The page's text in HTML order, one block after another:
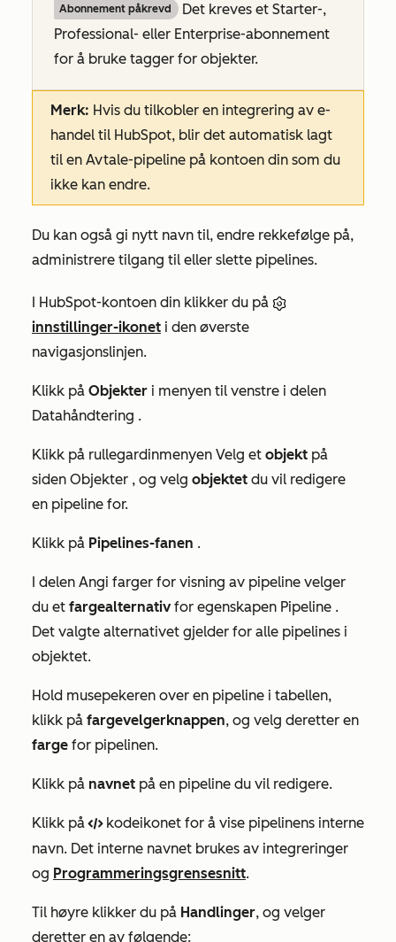
Abonnement påkrevd Det kreves et Starter-,
Professional- eller Enterprise-abonnement
for å bruke tagger for objekter.
Merk: Hvis du tilkobler en integrering av e-
handel til HubSpot, blir det automatisk lagt
til en Avtale-pipeline på kontoen din som du
ikke kan endre.
Du kan også gi nytt navn til, endre rekkefølge på,
administrere tilgang til eller slette pipelines.
I HubSpot-kontoen din klikker du på
innstillinger-ikonet i den øverste
navigasjonslinjen.
Klikk på Objekter i menyen til venstre i delen
Datahåndtering .
Klikk på rullegardinmenyen Velg et objekt på
siden Objekter , og velg objektet du vil redigere
en pipeline for.
Klikk på Pipelines-fanen .
I delen Angi farger for visning av pipeline velger
du et fargealternativfor egenskapen Pipeline .
Det valgte alternativet gjelder for alle pipelines i
objektet.
Hold musepekeren over en pipeline i tabellen,
klikk på fargevelgerknappen, og velg deretter en
farge for pipelinen.
Klikk på navnet på en pipeline du vil redigere.
Klikk påcodekodeikonet for å vise pipelinens interne
navn. Det interne navnet brukes av integreringer
og Programmeringsgrensesnitt.
Til høyre klikker du på Handlinger, og velger
deretter en av følgende: